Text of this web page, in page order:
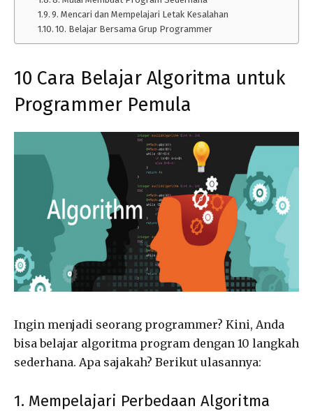
9. Mencari dan Mempelajari Letak Kesalahan
10. Belajar Bersama Grup Programmer
10 Cara Belajar Algoritma untuk
Programmer Pemula
Ingin menjadi seorang programmer? Kini, Anda
bisa belajar algoritma program dengan 10 langkah
sederhana. Apa sajakah? Berikut ulasannya:
1. Mempelajari Perbedaan Algoritma